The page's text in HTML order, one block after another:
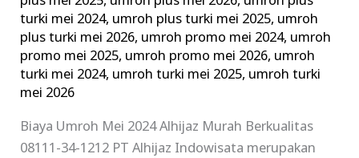
turki mei 2024, umroh plus turki mei 2025, umroh
plus turki mei 2026, umroh promo mei 2024, umroh
promo mei 2025, umroh promo mei 2026, umroh
turki mei 2024, umroh turki mei 2025, umroh turki
mei 2026
Biaya Umroh Mei 2024 Alhijaz Murah Berkualitas
08111-34-1212 PT Alhijaz Indowisata merupakan